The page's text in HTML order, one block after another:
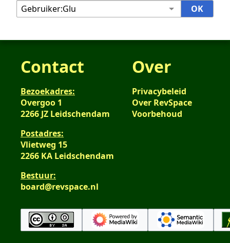
Contact
Bezoekadres:
Overgoo 1
2266 JZ Leidschendam
Postadres:
Vlietweg 15
2266 KA Leidschendam
Bestuur:
board@revspace.nl
Over
Privacybeleid
Over RevSpace
Voorbehoud